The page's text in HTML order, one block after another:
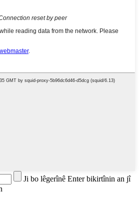
Ji bo lêgerînê Enter bikirtînin an jî